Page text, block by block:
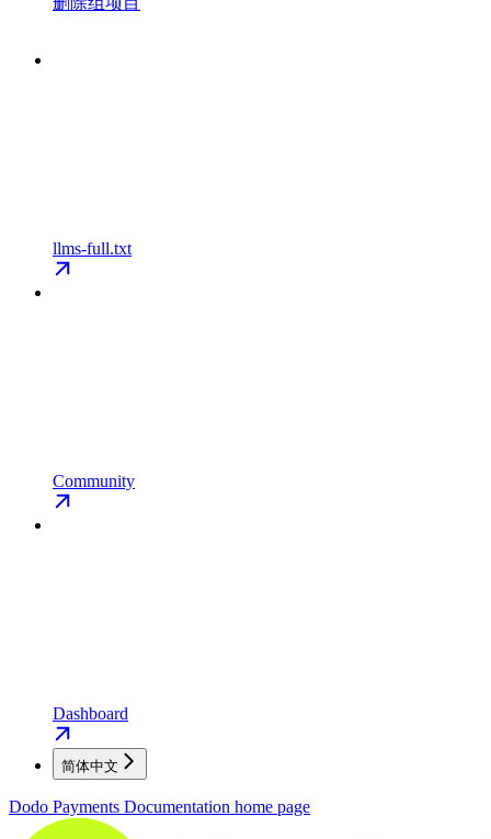
llms-full.txt
Community
Dashboard
简体中文
Dodo Payments Documentation home page